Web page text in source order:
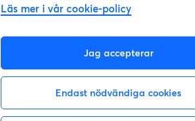
Läs mer i vår cookie-policy
Jag accepterar
Endast nödvändiga cookies
Viktor